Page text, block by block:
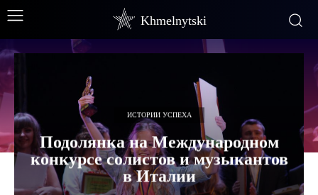
Khmelnytski
ИСТОРИИ УСПЕХА
Подолянка на Международном
конкурсе солистов и музыкантов
в Италии